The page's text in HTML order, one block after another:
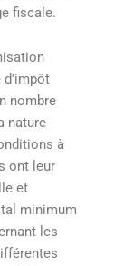
fiscale.
nombre
nature
à
ont leur
et
minimum
les